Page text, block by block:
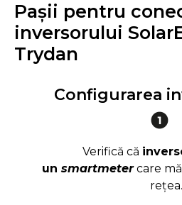
Pașii pentru
inversorului
Trydan
Configurarea
Verifică că
un smartmetercare
rețea.